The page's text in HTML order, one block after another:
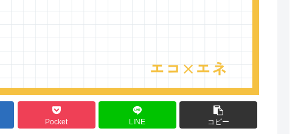
Pocket LINE コピー